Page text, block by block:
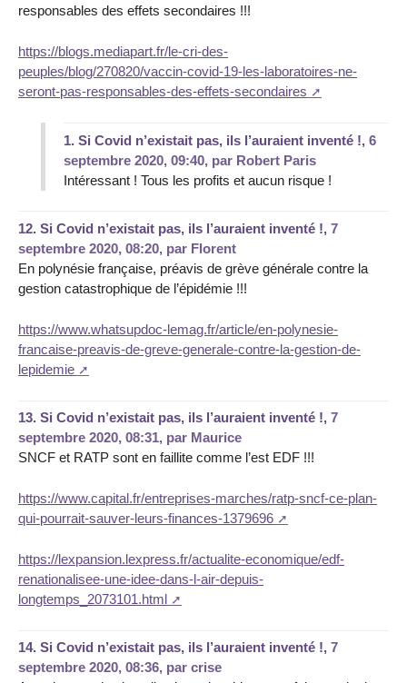
responsables des effets secondaires !!!
https://blogs.mediapart.fr/le-cri-des-
peuples/blog/270820/vaccin-covid-19-les-laboratoires-ne-
seront-pas-responsables-des-effets-secondaires
1. Si Covid n’existait pas, ils l’auraient inventé !, 6
septembre 2020, 09:40, par Robert Paris
Intéressant ! Tous les profits et aucun risque !
12. Si Covid n’existait pas, ils l’auraient inventé !, 7
septembre 2020, 08:20, par Florent
En polynésie française, préavis de grève générale contre la
gestion catastrophique de l’épidémie !!!
https://www.whatsupdoc-lemag.fr/article/en-polynesie-
francaise-preavis-de-greve-generale-contre-la-gestion-de-
lepidemie
13. Si Covid n’existait pas, ils l’auraient inventé !, 7
septembre 2020, 08:31, par Maurice
SNCF et RATP sont en faillite comme l’est EDF !!!
https://www.capital.fr/entreprises-marches/ratp-sncf-ce-plan-
qui-pourrait-sauver-leurs-finances-1379696
https://lexpansion.lexpress.fr/actualite-economique/edf-
renationalisee-une-idee-dans-l-air-depuis-
longtemps_2073101.html
14. Si Covid n’existait pas, ils l’auraient inventé !, 7
septembre 2020, 08:36, par crise